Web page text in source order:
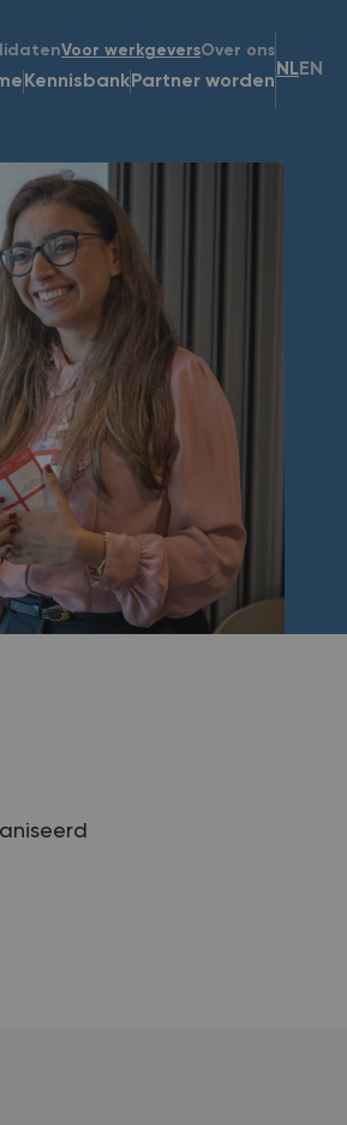
Voor werkgeversOver ons
Kennisbank Partner worden
EN
NL